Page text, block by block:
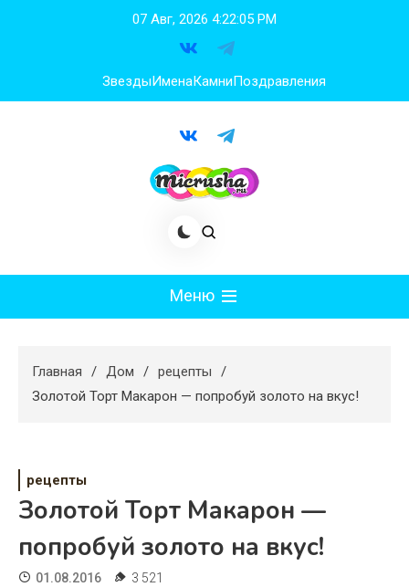
07 Авг, 2026 4:22:06 PM
ЗвездыИменаКамниПоздравления
Меню
Худеем
Свадьба
Жизнь
Главная Дом
рецепты
Золотой Торт Макарон — попробуй золото на вкус!
рецепты
Золотой Торт Макарон —
попробуй золото на вкус!
01.08.2016 3 521